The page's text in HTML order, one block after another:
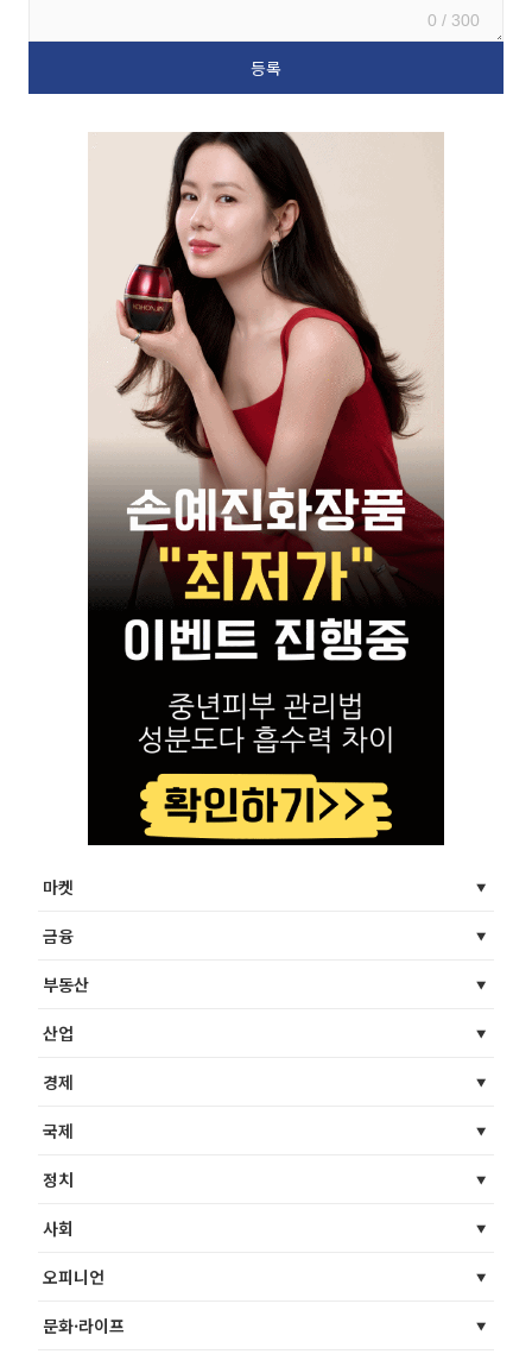
0 / 300
마켓
금융
부동산
산업
경제
국제
정치
사회
오피니언
문화·라이프